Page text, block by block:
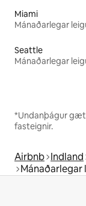
Miami
Mánaðarlegar
Seattle
Mánaðarlegar
*Undanþágur
fasteignir.
Airbnb Indland
Mánaðarlegar